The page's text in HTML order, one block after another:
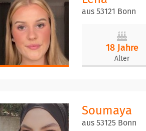
aus 53121 Bonn
18 Jahre
Alter
Soumaya
aus 53125 Bonn